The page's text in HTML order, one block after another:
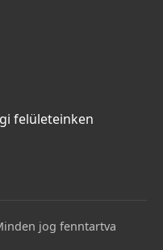
felületeinken
jog fenntartva